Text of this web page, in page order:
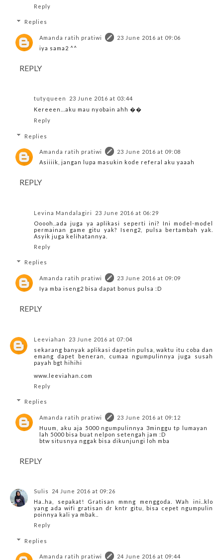
Reply
Replies
Amanda ratih pratiwi
23 June 2016 at 09:06
iya sama2 ^^
REPLY
tutyqueen
23 June 2016 at 03:44
Kereeen...aku mau nyobain ahh ��
Reply
Replies
Amanda ratih pratiwi
23 June 2016 at 09:08
Asiiiik, jangan lupa masukin kode referal aku yaaah
REPLY
Levina Mandalagiri
23 June 2016 at 06:29
Ooooh..ada juga ya aplikasi seperti ini? Ini model-model
permainan game gitu yak? Iseng2, pulsa bertambah yak.
Asyik juga kelihatannya.
Reply
Replies
Amanda ratih pratiwi
23 June 2016 at 09:09
Iya mba iseng2 bisa dapat bonus pulsa :D
REPLY
Leeviahan
23 June 2016 at 07:04
sekarang banyak aplikasi dapetin pulsa, waktu itu coba dan
emang dapet beneran, cumaa ngumpulinnya juga susah
payah bgt hihihi
www.leeviahan.com
Reply
Replies
Amanda ratih pratiwi
23 June 2016 at 09:12
Huum, aku aja 5000 ngumpulinnya 3minggu tp lumayan
lah 5000 bisa buat nelpon setengah jam :D
btw situsnya nggak bisa dikunjungi loh mba
REPLY
Sulis
24 June 2016 at 09:26
Ha..ha, sepakat! Gratisan mmng menggoda. Wah ini..klo
yang ada wifi gratisan dr kntr gitu, bisa cepet ngumpulin
poinnya kali ya mbak..
Reply
Replies
Amanda ratih pratiwi 24 June 2016 at 09:44